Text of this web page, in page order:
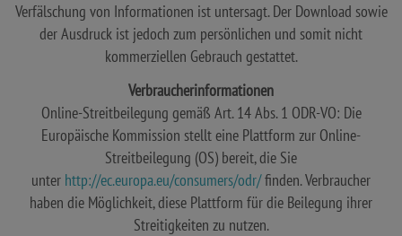
Verfälschung von Informationen ist untersagt. Der Download sowie
der Ausdruck ist jedoch zum persönlichen und somit nicht
kommerziellen Gebrauch gestattet.
Verbraucherinformationen
Online-Streitbeilegung gemäß Art. 14 Abs. 1 ODR-VO: Die
Europäische Kommission stellt eine Plattform zur Online-
Streitbeilegung (OS) bereit, die Sie
unter http://ec.europa.eu/consumers/odr/finden. Verbraucher
haben die Möglichkeit, diese Plattform für die Beilegung ihrer
Streitigkeiten zu nutzen.